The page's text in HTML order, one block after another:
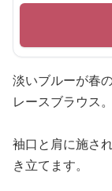
淡いブルーが春
レースブラウス。
袖口と肩に施さ
き立てます。